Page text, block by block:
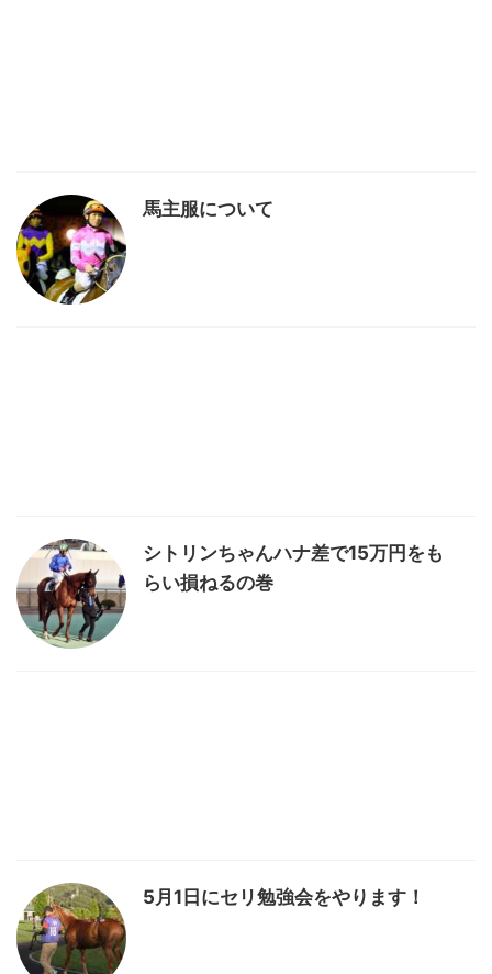
馬主服について
シトリンちゃんハナ差で15万円をも
らい損ねるの巻
5月1日にセリ勉強会をやります！